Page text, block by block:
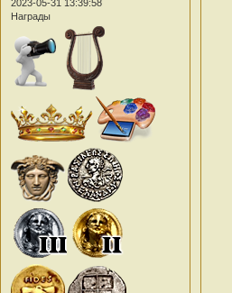
2023-05-31 13:39:58
Награды